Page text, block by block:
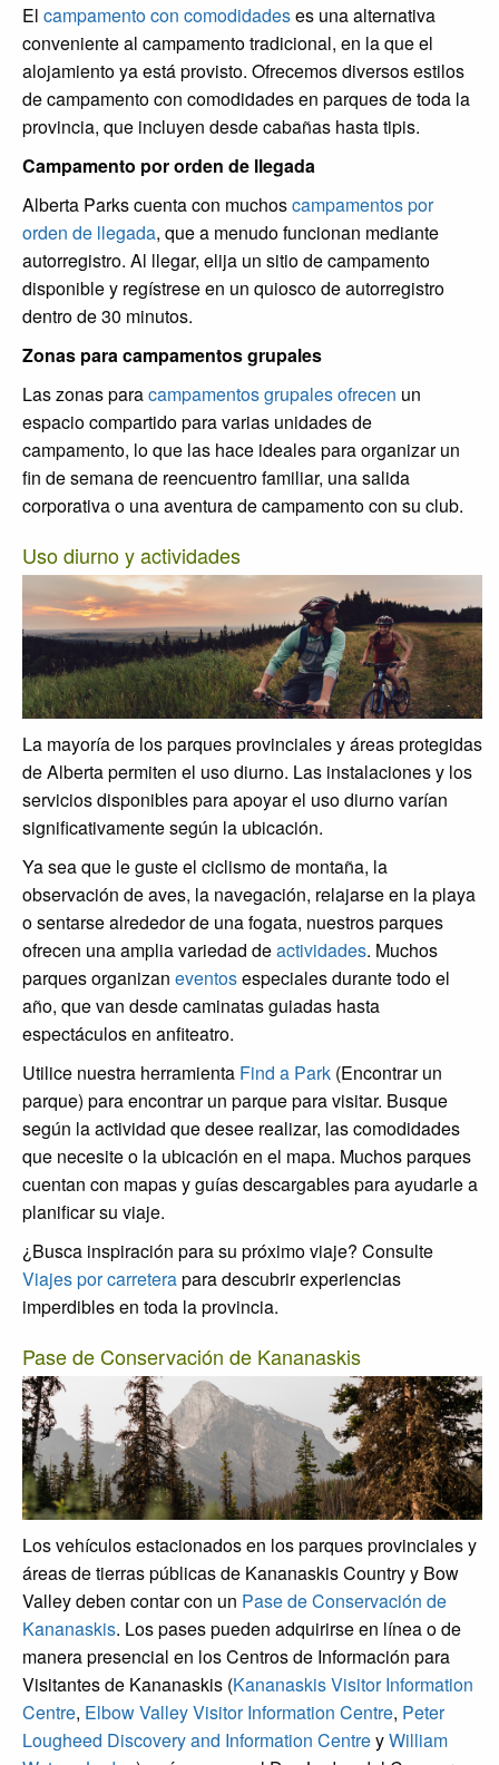
El campamento con comodidadeses una alternativa
conveniente al campamento tradicional, en la que el
alojamiento ya está provisto. Ofrecemos diversos estilos
de campamento con comodidades en parques de toda la
provincia, que incluyen desde cabañas hasta tipis.
Campamento por orden de llegada
Alberta Parks cuenta con muchoscampamentos por
orden de llegada, que a menudo funcionan mediante
autorregistro. Al llegar, elija un sitio de campamento
disponible y regístrese en un quiosco de autorregistro
dentro de 30 minutos.
Zonas para campamentos grupales
Las zonas paracampamentos grupales ofrecen un
espacio compartido para varias unidades de
campamento, lo que las hace ideales para organizar un
fin de semana de reencuentro familiar, una salida
corporativa o una aventura de campamento con su club.
Uso diurno y actividades
La mayoría de los parques provinciales y áreas protegidas
de Alberta permiten el uso diurno. Las instalaciones y los
servicios disponibles para apoyar el uso diurno varían
significativamente según la ubicación.
Ya sea que le guste el ciclismo de montaña, la
observación de aves, la navegación, relajarse en la playa
o sentarse alrededor de una fogata, nuestros parques
ofrecen una amplia variedad deactividades. Muchos
parques organizan eventosespeciales durante todo el
año, que van desde caminatas guiadas hasta
espectáculos en anfiteatro.
Utilice nuestra herramienta Find a Park (Encontrar un
parque) para encontrar un parque para visitar. Busque
según la actividad que desee realizar, las comodidades
que necesite o la ubicación en el mapa. Muchos parques
cuentan con mapas y guías descargables para ayudarle a
planificar su viaje.
¿Busca inspiración para su próximo viaje? Consulte
Viajes por carreterapara descubrir experiencias
imperdibles en toda la provincia.
Pase de Conservación de Kananaskis
Los vehículos estacionados en los parques provinciales y
áreas de tierras públicas de Kananaskis Country y Bow
Valley deben contar con un Pase de Conservación de
Kananaskis. Los pases pueden adquirirse en línea o de
manera presencial en los Centros de Información para
Visitantes de Kananaskis (Kananaskis Visitor Information
Centre, Elbow Valley Visitor Information Centre, Peter
Lougheed Discovery and Information CentreyWilliam